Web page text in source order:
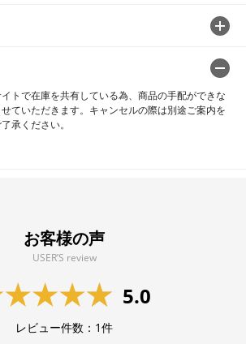
トで在庫を共有している為、商品の手配ができな
ていただきます。キャンセルの際は別途ご案内を
承ください。
お客様の声
USER’S review
5.0
レビュー件数： 1件